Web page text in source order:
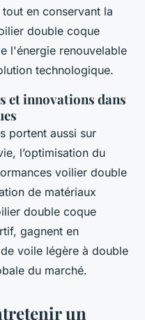
en conservant la
double coque
l'énergie renouvelable
technologique.
et innovations dans
portent aussi sur
l’optimisation du
voilier double
de matériaux
double coque
gagnent en
voile légère à double
du marché.
un